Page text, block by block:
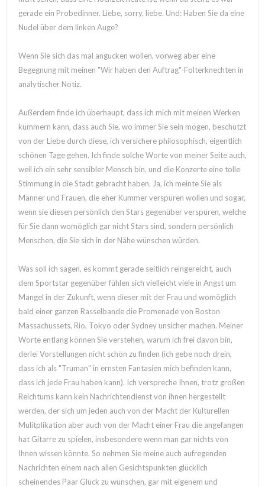
gerade ein Probedinner. Liebe, sorry, liebe. Und: Haben Sie da eine
Nudel über dem linken Auge?
Wenn Sie sich das mal angucken wollen, vorweg aber eine
Begegnung mit meinen "Wir haben den Auftrag"-Folterknechten in
analytischer Notiz.
Außerdem finde ich überhaupt, dass ich mich mit meinen Werken
kümmern kann, dass auch Sie, wo immer Sie sein mögen, beschützt
von der Liebe durch diese, ich versichere philosophisch, eigentlich
schönen Tage gehen. Ich finde solche Worte von meiner Seite auch,
weil ich ein sehr sensibler Mensch bin, und die Konzerte eine tolle
Stimmung in die Stadt gebracht haben. Ja, ich meinte Sie als
Männer und Frauen, die eher Kummer verspüren wollen und sogar,
wenn sie diesen persönlich den Stars gegenüber verspüren, welche
für Sie dann womöglich gar nicht Stars sind, sondern persönlich
Menschen, die Sie sich in der Nähe wünschen würden.
Was soll ich sagen, es kommt gerade seitlich reingereicht, auch
dem Sportstar gegenüber fühlen sich vielleicht viele in Angst um
Mangel in der Zukunft, wenn dieser mit der Frau und womöglich
bald einer ganzen Rasselbande die Promenade von Boston
Massachussets, Rio, Tokyo oder Sydney unsicher machen. Meiner
Worte entlang können Sie verstehen, warum ich frei davon bin,
derlei Vorstellungen nicht schön zu finden (ich gebe noch drein,
dass ich als "Truman" in ernsten Fantasien mich befinden kann,
dass ich jede Frau haben kann). Ich verspreche Ihnen, trotz großen
Reichtums kann kein Nachrichtendienst von ihnen hergestellt
werden, der sich um jeden auch von der Macht der Kulturellen
Mulitplikation aber auch von der Macht einer Frau die angefangen
hat Gitarre zu spielen, insbesondere wenn man gar nichts von
Ihnen wissen könnte. So nehmen Sie meine auch aufregenden
Nachrichten einem nach allen Gesichtspunkten glücklich
scheinendes Paar Glück zu wünschen, gar mit eigenem und